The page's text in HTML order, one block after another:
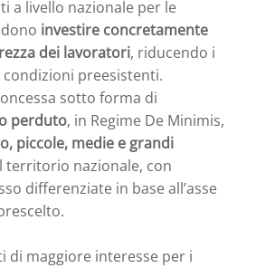
a livello nazionale per le
investire concretamente
dei lavoratori, riducendo i
preesistenti.
sotto forma di
perduto, in Regime De Minimis,
piccole, medie e grandi
territorio nazionale, con
differenziate in base all’asse
di maggiore interesse per i